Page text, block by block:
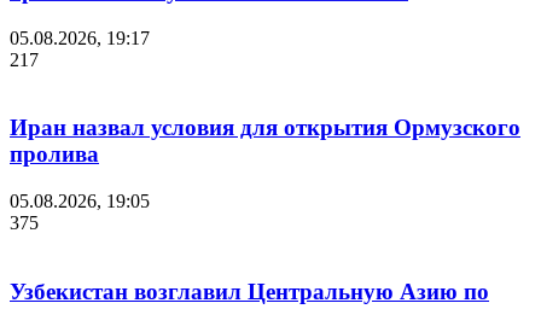
05.08.2026, 19:17
217
Иран назвал условия для открытия Ормузского
пролива
05.08.2026, 19:05
375
Узбекистан возглавил Центральную Азию по